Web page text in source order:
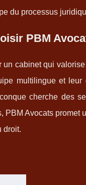
du processus
PBM
un cabinet qui
multilingue et
cherche des
PBM Avocats
droit.